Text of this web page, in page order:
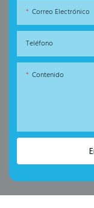
Correo Electrónico
Teléfono
Contenido